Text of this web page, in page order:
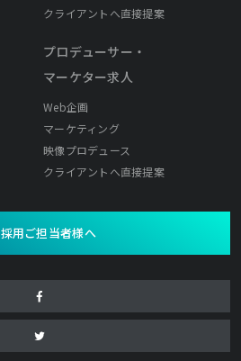
クライアントへ直接提案
プロデューサー・
マーケター求人
Web企画
マーケティング
映像プロデュース
クライアントへ直接提案
採用ご担当者様へ